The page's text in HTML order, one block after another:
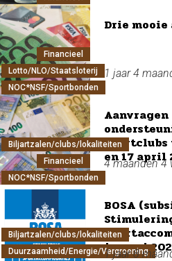
Financieel
Lotto/NLO/Staatsloterij
NOC*NSF/Sportbonden
Drie
1 jaar 4
Biljartzalen/clubs/lokaliteiten
Financieel
NOC*NSF/Sportbonden
Aanvragen
sportclubs
en 17 april
4 maanden 4
Biljartzalen/clubs/lokaliteiten
Duurzaamheid/Energie/Vergroening
BOSA
januari
1 jaar 8